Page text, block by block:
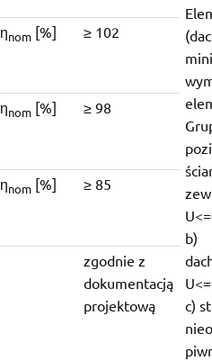
b)
c)
ηnom [%] ≥ 102
ηnom [%] ≥ 98
ηnom [%] ≥ 85
zgodnie z
dokumentacją
projektową